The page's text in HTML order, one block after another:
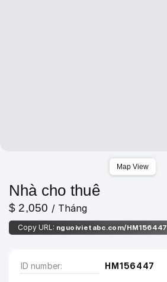
Map View
Nhà cho thuê
$ 2,050 / Tháng
Copy URL: nguoivietabc.com/HM156447
ID number HM156447